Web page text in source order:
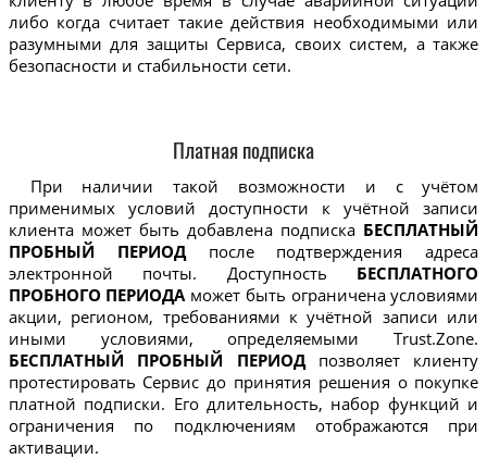
либо когда считает такие действия необходимыми или
разумными для защиты Сервиса, своих систем, а также
безопасности и стабильности сети.
Платная подписка
При наличии такой возможности и с учётом
применимых условий доступности к учётной записи
клиента может быть добавлена подписка БЕСПЛАТНЫЙ
ПРОБНЫЙ ПЕРИОДпосле подтверждения адреса
электронной почты. Доступность БЕСПЛАТНОГО
ПРОБНОГО ПЕРИОДА может быть ограничена условиями
акции, регионом, требованиями к учётной записи или
иными условиями, определяемыми Trust.Zone.
БЕСПЛАТНЫЙ ПРОБНЫЙ ПЕРИОДпозволяет клиенту
протестировать Сервис до принятия решения о покупке
платной подписки. Его длительность, набор функций и
ограничения по подключениям отображаются при
активации.